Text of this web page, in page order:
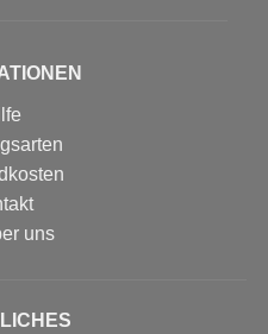
uns